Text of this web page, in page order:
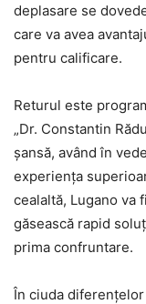
deplasare se
care va avea
pentru calificare.
Returul este
„Dr. Constantin
șansă, având în
experiența
cealaltă, Lugano va
găsească rapid
prima confruntare.
În ciuda